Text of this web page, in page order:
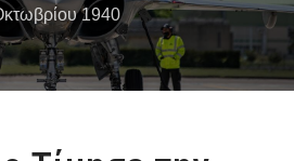
1940